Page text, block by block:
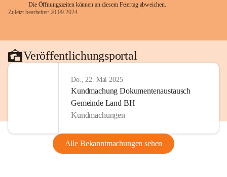
Die Öffnungszeiten können an diesem Feiertag abweichen.
Zuletzt bearbeitet: 20.09.2024
Veröffentlichungsportal
Do., 22. Mai 2025
Kundmachung Dokumentenaustausch
Gemeinde Land BH
Kundmachungen
Alle Bekanntmachungen sehen